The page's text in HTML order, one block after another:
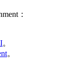
：
。
。